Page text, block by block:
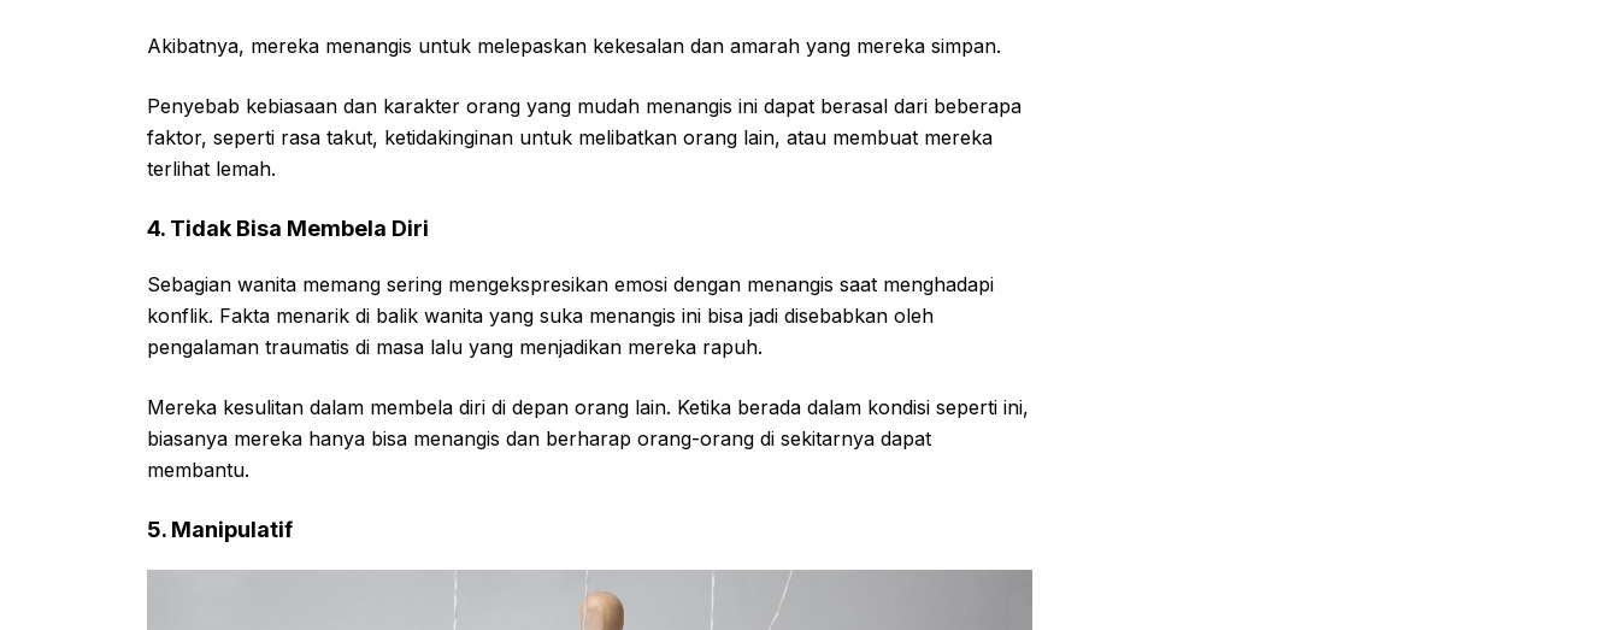
Akibatnya, mereka menangis untuk melepaskan kekesalan dan amarah yang mereka simpan.
Penyebab kebiasaan dan karakter orang yang mudah menangis ini dapat berasal dari beberapa
faktor, seperti rasa takut, ketidakinginan untuk melibatkan orang lain, atau membuat mereka
terlihat lemah.
4. Tidak Bisa Membela Diri
Sebagian wanita memang sering mengekspresikan emosi dengan menangis saat menghadapi
konflik. Fakta menarik di balik wanita yang suka menangis ini bisa jadi disebabkan oleh
pengalaman traumatis di masa lalu yang menjadikan mereka rapuh.
Mereka kesulitan dalam membela diri di depan orang lain. Ketika berada dalam kondisi seperti ini,
biasanya mereka hanya bisa menangis dan berharap orang-orang di sekitarnya dapat
membantu.
5. Manipulatif